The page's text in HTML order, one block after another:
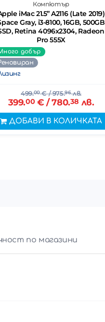
Компютър
iMac 21.5’’ A2116 (Late 2019)
Gray, i3-8100, 16GB, 500GB
Retina 4096x2304, Radeon
Pro 555X
добър
499.00€/ 975.96лв.
399.00€ / 780.38 лв.
ДОБАВИ В КОЛИЧКАТА
по магазини